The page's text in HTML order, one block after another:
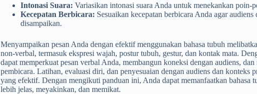
Intonasi Suara: Variasikan intonasi suara Anda untuk menekankan poin-
Kecepatan Berbicara: Sesuaikan kecepatan berbicara Anda agar
disampaikan.
Menyampaikan pesan Anda dengan efektif menggunakan bahasa tubuh
non-verbal, termasuk ekspresi wajah, postur tubuh, gestur, dan kontak mata.
dapat memperkuat pesan verbal Anda, membangun koneksi dengan audiens,
pembicara. Latihan, evaluasi diri, dan penyesuaian dengan audiens dan konteks
yang efektif. Dengan mengikuti panduan ini, Anda dapat memanfaatkan bahasa
lebih jelas, meyakinkan, dan memikat.